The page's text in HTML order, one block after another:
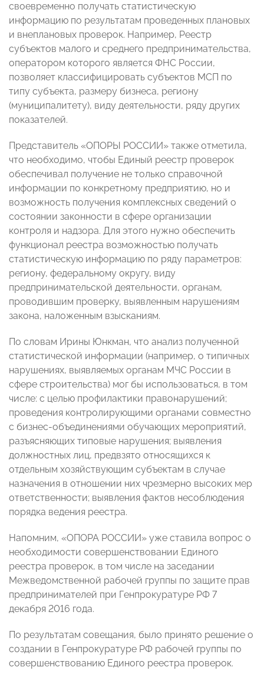
своевременно получать статистическую
информацию по результатам проведенных плановых
и внеплановых проверок. Например, Реестр
субъектов малого и среднего предпринимательства,
оператором которого является ФНС России,
позволяет классифицировать субъектов МСП по
типу субъекта, размеру бизнеса, региону
(муниципалитету), виду деятельности, ряду других
показателей.
Представитель «ОПОРЫ РОССИИ» также отметила,
что необходимо, чтобы Единый реестр проверок
обеспечивал получение не только справочной
информации по конкретному предприятию, но и
возможность получения комплексных сведений о
состоянии законности в сфере организации
контроля и надзора. Для этого нужно обеспечить
функционал реестра возможностью получать
статистическую информацию по ряду параметров:
региону, федеральному округу, виду
предпринимательской деятельности, органам,
проводившим проверку, выявленным нарушениям
закона, наложенным взысканиям.
По словам Ирины Юнкман, что анализ полученной
статистической информации (например, о типичных
нарушениях, выявляемых органам МЧС России в
сфере строительства) мог бы использоваться, в том
числе: с целью профилактики правонарушений;
проведения контролирующими органами совместно
с бизнес-объединениями обучающих мероприятий,
разъясняющих типовые нарушения; выявления
должностных лиц, предвзято относящихся к
отдельным хозяйствующим субъектам в случае
назначения в отношении них чрезмерно высоких мер
ответственности; выявления фактов несоблюдения
порядка ведения реестра.
Напомним, «ОПОРА РОССИИ» уже ставила вопрос о
необходимости совершенствовании Единого
реестра проверок, в том числе на заседании
Межведомственной рабочей группы по защите прав
предпринимателей при Генпрокуратуре РФ 7
декабря 2016 года.
По результатам совещания, было принято решение о
создании в Генпрокуратуре РФ рабочей группы по
совершенствованию Единого реестра проверок.